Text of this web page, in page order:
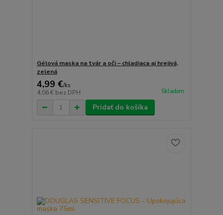
Gélová maska na tvár a oči – chladiaca aj hrejivá,
zelená
4,99 €/ks
4,06 € bez DPH Skladom
Pridať do košíka